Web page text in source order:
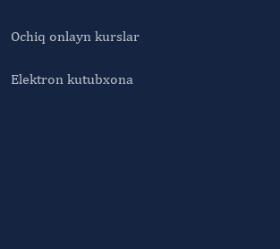
Ochiq onlayn kurslar
Elektron kutubxona